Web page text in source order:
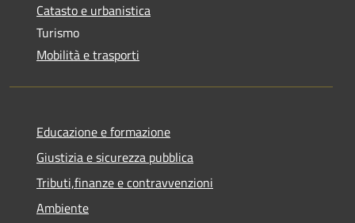
Catasto e urbanistica
Turismo
Mobilità e trasporti
Educazione e formazione
Giustizia e sicurezza pubblica
Tributi,finanze e contravvenzioni
Ambiente